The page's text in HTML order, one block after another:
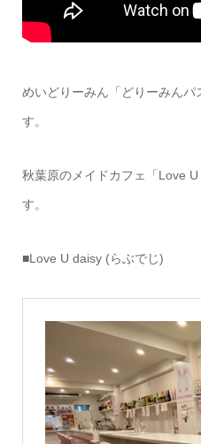
めいどりーみん「どりーみん
す。
秋葉原のメイドカフェ「Love
す。
■Love U daisy (らぶでじ)